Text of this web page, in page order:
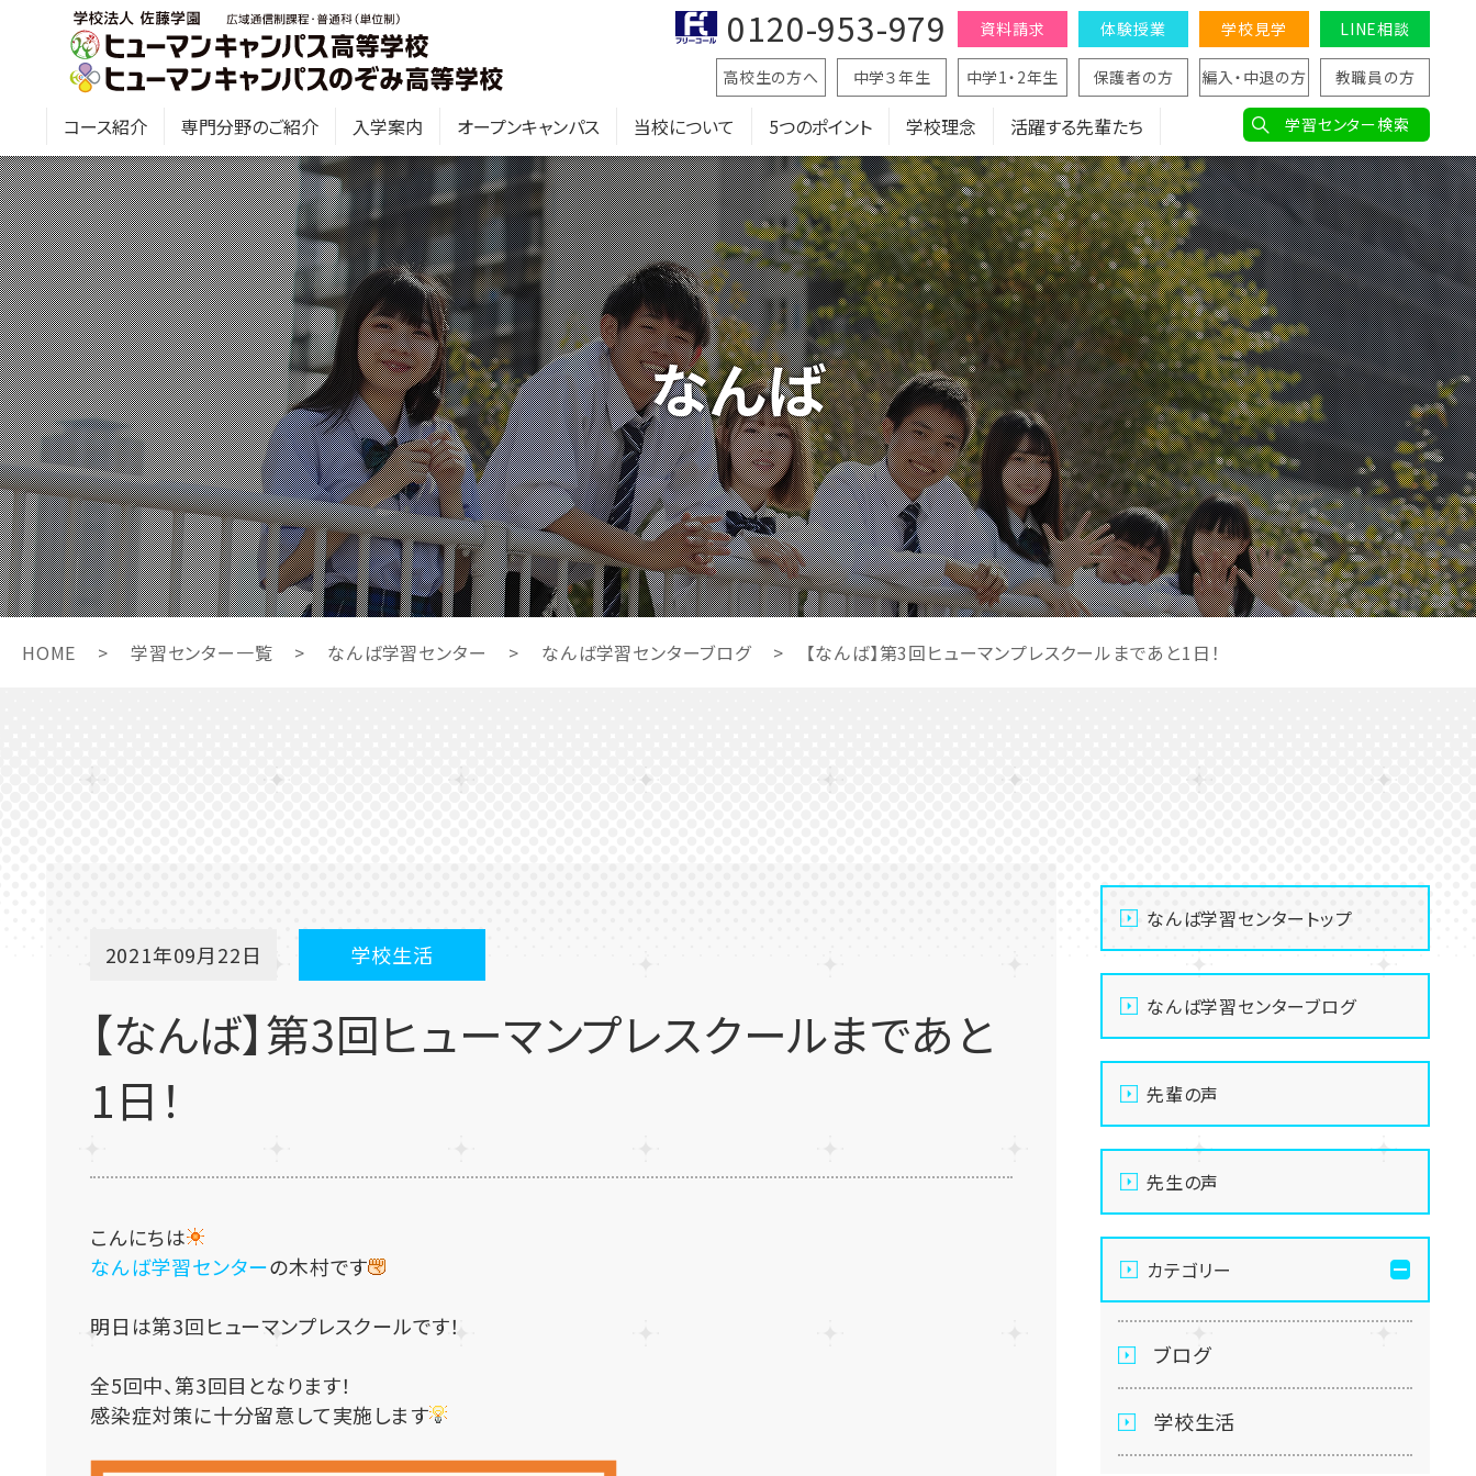
コース紹介 専門分野のご紹介 入学案内 オープンキャンパス 当校について 5つのポイント 学校理念 活躍する先輩たち
資料請求 体験授業 学校見学 LINE相談
高校生の方へ 中学３年生 中学1・2年生 保護者の方 編入・中退の方 教職員の方
学習センター検索
0120-953-979
なんば
HOME > 学習センター一覧 > なんば学習センター > なんば学習センターブログ > 【なんば】第3回ヒューマンプレスクールまであと1日！
2021年09月22日 学校生活
【なんば】第3回ヒューマンプレスクールまであと
1日！
こんにちは
なんば学習センターの木村です
明日は第3回ヒューマンプレスクールです！
全5回中、第3回目となります！
感染症対策に十分留意して実施します
なんば学習センタートップ
なんば学習センターブログ
先輩の声
先生の声
カテゴリー
ブログ
学校生活